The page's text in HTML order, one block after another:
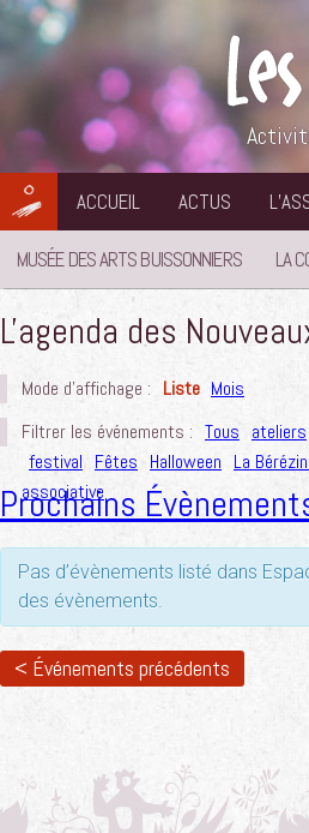
Aller
au
contenu
ACCUEIL ACTUS
MUSÉE DES ARTS BUISSONNIERS LA
L'agenda des
Mode d'affichage : Liste Mois
Filtrer les événements : Tous ateliers
festival Fêtes Halloween La
associative
Prochains
Pas d’évènements listé dans
des évènements.
< Événements précédents